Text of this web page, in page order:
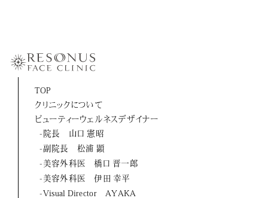
-山口 憲昭
-橋口 晋一郎
-伊田 幸平
-AYAKA
よくあるご質問
TOP
クリニックについて
ビューティーウェルネスデザイナー
-院長 山口 憲昭
-副院長 松浦 顕
-美容外科医 橋口 晋一郎
-美容外科医 伊田 幸平
-Visual Director AYAKA